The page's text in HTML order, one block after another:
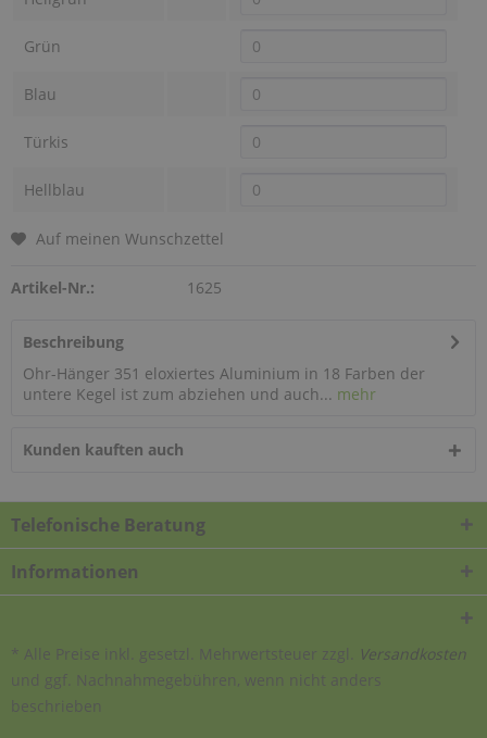
Grün
Blau
Türkis
Hellblau
Auf meinen Wunschzettel
Artikel-Nr.: 1625
Beschreibung
Ohr-Hänger 351 eloxiertes Aluminium in 18 Farben der
untere Kegel ist zum abziehen und auch... mehr
Kunden kauften auch
Telefonische Beratung
Informationen
* Alle Preise inkl. gesetzl. Mehrwertsteuer zzgl.
Versandkosten
und ggf. Nachnahmegebühren, wenn nicht anders
beschrieben